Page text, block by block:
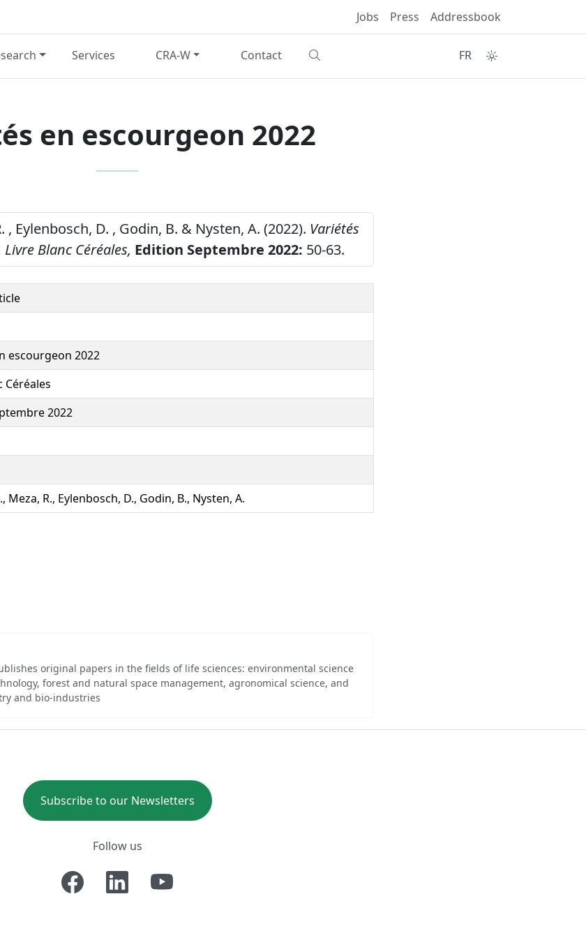
Jobs Press Addressbook
Services CRA-W Contact FR
en escourgeon 2022
, Eylenbosch, D. , Godin, B. & Nysten, A. (2022). Variétés
Livre Blanc Céréales, Edition Septembre 2022: 50-63.
escourgeon 2022
Céréales
2022
Meza, R., Eylenbosch, D., Godin, B., Nysten, A.
original papers in the fields of life sciences: environmental science
forest and natural space management, agronomical science, and
and bio-industries
Subscribe to our Newsletters
Follow us